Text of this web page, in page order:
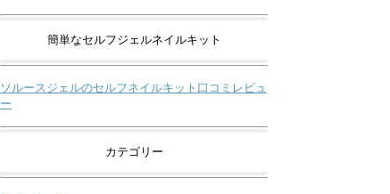
簡単なセルフジェルネイルキット
ソルースジェルのセルフネイルキット口コミレビュ
ー
カテゴリー